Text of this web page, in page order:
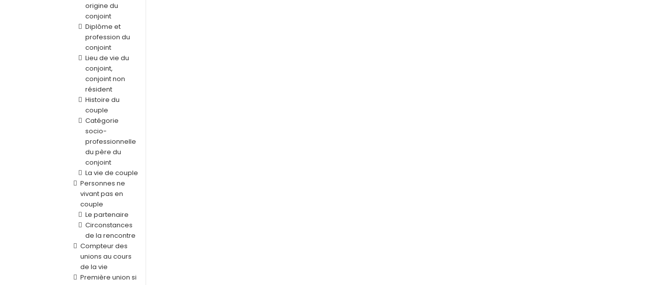
origine du
conjoint
Diplôme et
profession du
conjoint
Lieu de vie du
conjoint,
conjoint non
résident
Histoire du
couple
Catégorie
socio-
professionnelle
du père du
conjoint
La vie de couple
Personnes ne
vivant pas en
couple
Le partenaire
Circonstances
de la rencontre
Compteur des
unions au cours
de la vie
Première union si